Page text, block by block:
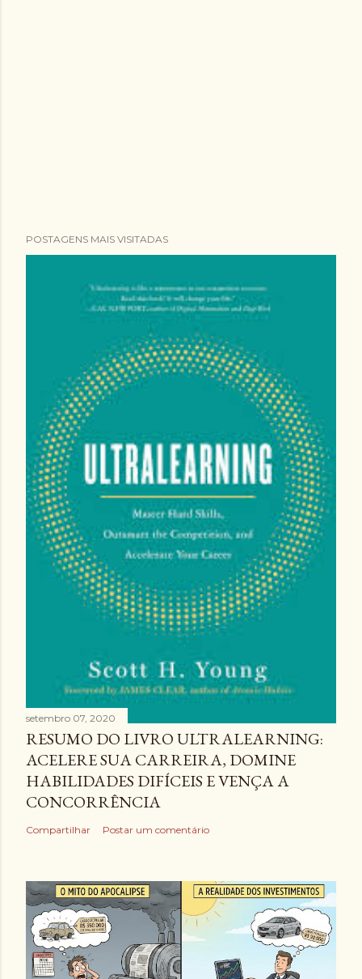
POSTAGENS MAIS VISITADAS
setembro 07, 2020
RESUMO DO LIVRO ULTRALEARNING:
ACELERE SUA CARREIRA, DOMINE
HABILIDADES DIFÍCEIS E VENÇA A
CONCORRÊNCIA
Compartilhar Postar um comentário